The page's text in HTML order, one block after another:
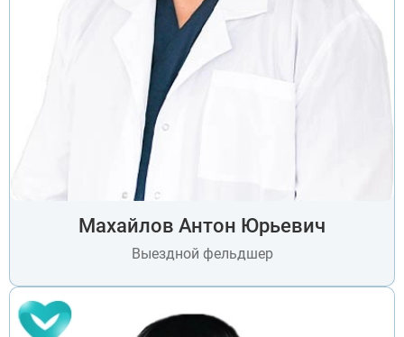
Махайлов Антон Юрьевич
Выездной фельдшер